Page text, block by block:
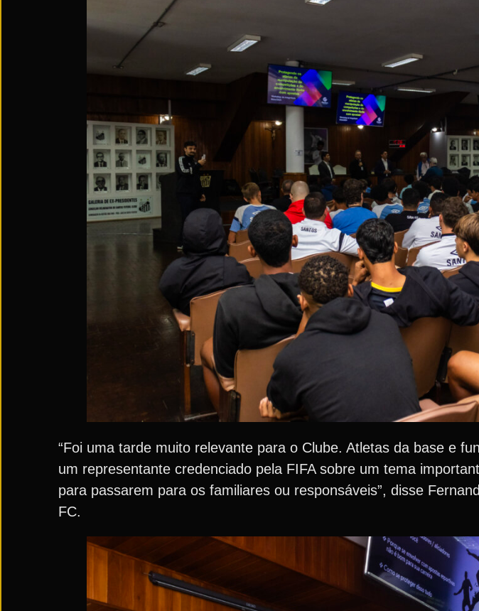
“Foi uma tarde muito relevante para o Clube. Atletas da base e
um representante credenciado pela FIFA sobre um tema
para passarem para os familiares ou responsáveis”, disse
FC.